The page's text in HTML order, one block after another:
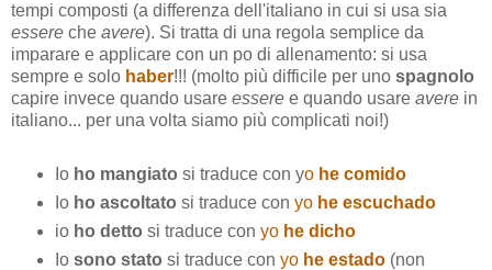
tempi composti (a differenza dell'italiano in cui si usa sia
essere che avere). Si tratta di una regola semplice da
imparare e applicare con un po di allenamento: si usa
sempre e solo haber!!! (molto più difficile per uno spagnolo
capire invece quando usare essere e quando usare avere in
italiano... per una volta siamo più complicati noi!)
Io ho mangiato si traduce con yo he comido
Io ho ascoltato si traduce con yo he escuchado
io ho detto si traduce con yo he dicho
Io sono stato si traduce con yo he estado(non